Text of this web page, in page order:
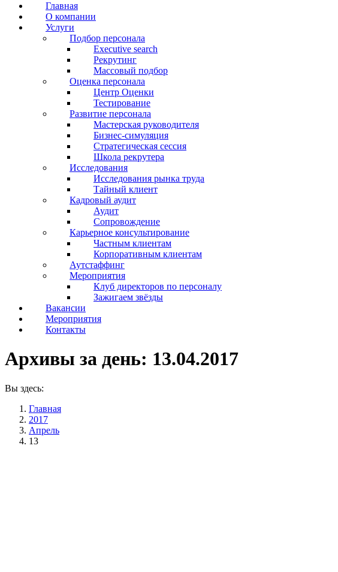
Главная
О компании
Услуги
Подбор персонала
Executive search
Рекрутинг
Массовый подбор
Оценка персонала
Центр Оценки
Тестирование
Развитие персонала
Мастерская руководителя
Бизнес-симуляция
Стратегическая сессия
Школа рекрутера
Исследования
Исследования рынка труда
Тайный клиент
Кадровый аудит
Аудит
Сопровождение
Карьерное консультирование
Частным клиентам
Корпоративным клиентам
Аутстаффинг
Мероприятия
Клуб директоров по персоналу
Зажигаем звёзды
Вакансии
Мероприятия
Контакты
Архивы за день: 13.04.2017
Вы здесь:
Главная
2017
Апрель
13